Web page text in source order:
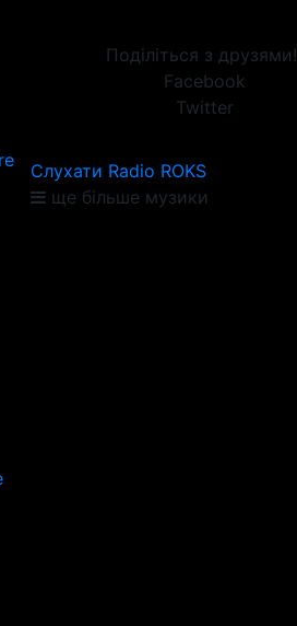
Поділіться з друзями!
Facebook
Twitter
Слухати Radio ROKS
ще більше музики